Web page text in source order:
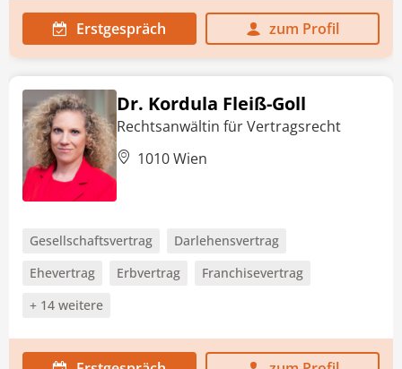
Erstgespräch zum Profil
Dr. Kordula Fleiß-Goll
Rechtsanwältin für Vertragsrecht
1010 Wien
Gesellschaftsvertrag
Darlehensvertrag
Ehevertrag
Erbvertrag
Franchisevertrag
+ 14 weitere